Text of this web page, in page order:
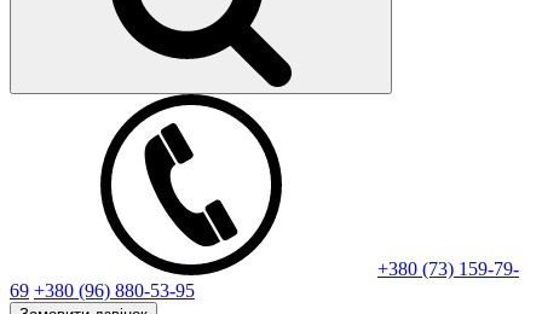
+380 (73) 159-79-
69 +380 (96) 880-53-95